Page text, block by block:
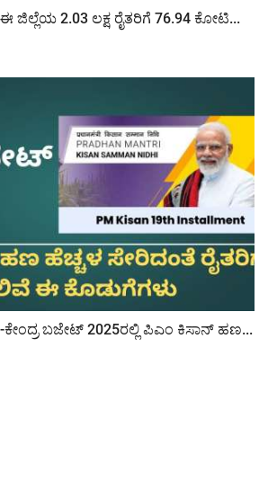
ಜಿಲ್ಲೆಯ 2.03 ಲಕ್ಷ ರೈತರಿಗೆ 76.94 ಕೋಟಿ...
ಕೇಂದ್ರ ಬಜೇಟ್ 2025ರಲ್ಲಿ ಪಿಎಂ ಕಿಸಾನ್ ಹಣ...